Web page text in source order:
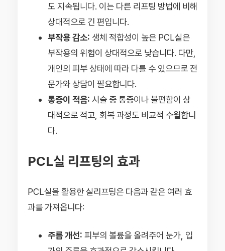
도 지속됩니다. 이는 다른 리프팅 방법에 비해
상대적으로 긴 편입니다.
부작용 감소: 생체 적합성이 높은 PCL실은
부작용의 위험이 상대적으로 낮습니다. 다만,
개인의 피부 상태에 따라 다를 수 있으므로 전
문가와 상담이 필요합니다.
통증이 적음: 시술 중 통증이나 불편함이 상
대적으로 적고, 회복 과정도 비교적 수월합니
다.
PCL실 리프팅의 효과
PCL실을 활용한 실리프팅은 다음과 같은 여러 효
과를 가져옵니다:
주름 개선: 피부의 볼륨을 올려주어 눈가, 입